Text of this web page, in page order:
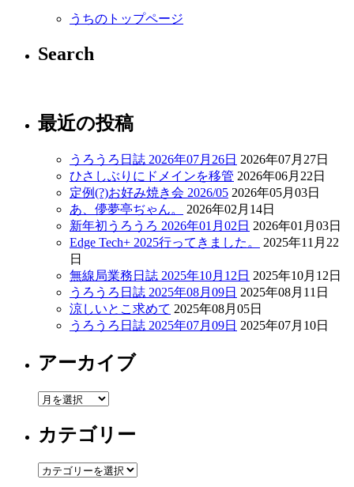
うちのトップページ
Search
最近の投稿
うろうろ日誌 2026年07月26日 2026年07月27日
ひさしぶりにドメインを移管 2026年06月22日
定例(?)お好み焼き会 2026/05 2026年05月03日
あ、儚夢亭ぢゃん。
2026年02月14日
新年初うろうろ 2026年01月02日 2026年01月03日
Edge Tech+ 2025行ってきました。
2025年11月22
日
無線局業務日誌 2025年10月12日 2025年10月12日
うろうろ日誌 2025年08月09日 2025年08月11日
涼しいとこ求めて 2025年08月05日
うろうろ日誌 2025年07月09日 2025年07月10日
アーカイブ
ア
カ
イ
ブ
カテゴリー
カ